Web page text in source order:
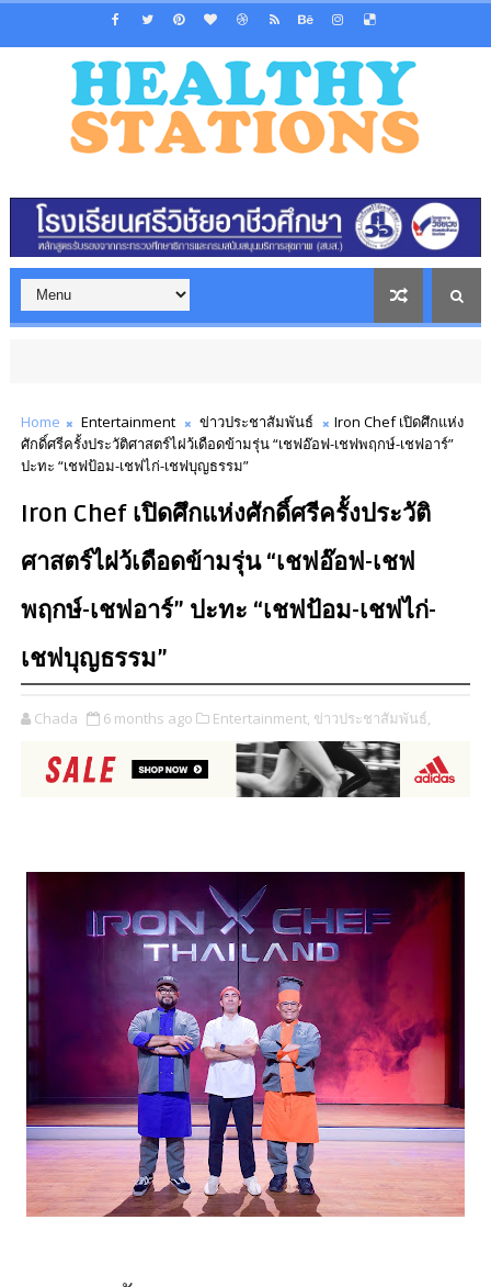
Home Entertainment ข่าวประชาสัมพันธ์
Iron Chef เปิดศึกแห่ง
ศักดิ์ศรีครั้งประวัติศาสตร์ไฝว้เดือดข้ามรุ่น “เชฟอ๊อฟ-เชฟพฤกษ์-เชฟอาร์”
ปะทะ “เชฟป้อม-เชฟไก่-เชฟบุญธรรม”
Iron Chef เปิดศึกแห่งศักดิ์ศรีครั้งประวัติ
ศาสตร์ไฝว้เดือดข้ามรุ่น “เชฟอ๊อฟ-เชฟ
พฤกษ์-เชฟอาร์” ปะทะ “เชฟป้อม-เชฟไก่-
เชฟบุญธรรม”
Chada 6 months ago Entertainment, ข่าวประชาสัมพันธ์,